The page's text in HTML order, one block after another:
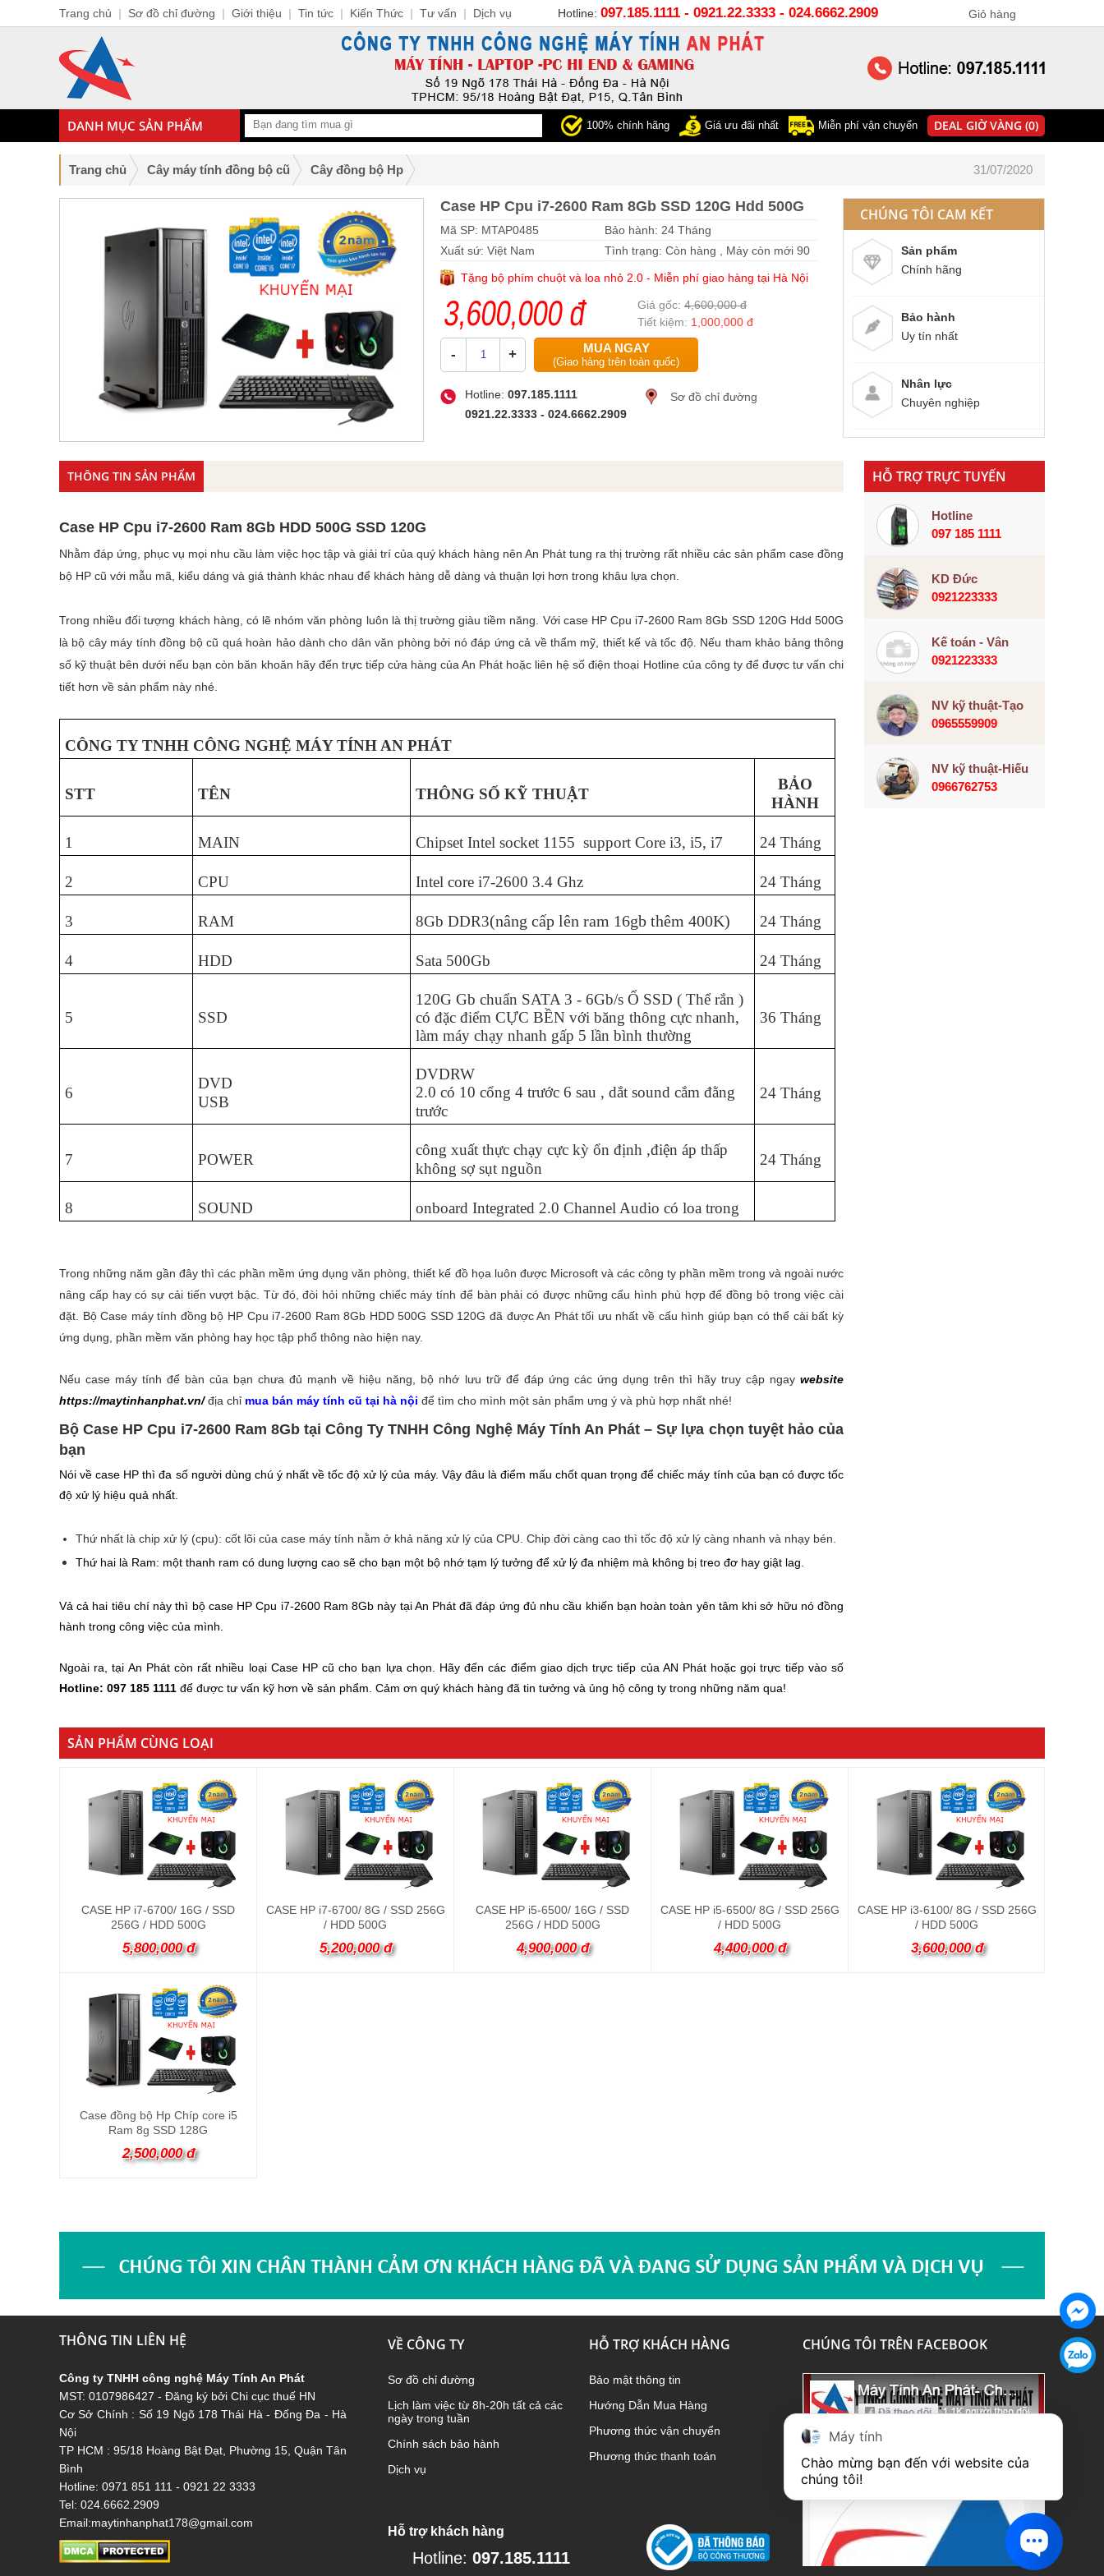
DEAL GIỜ VÀNG (0)
100% chính hãng Giá ưu đãi nhất Miễn phí vận chuyển
DANH MỤC SẢN PHẨM
31/07/2020
Trang chủ Cây máy tính đồng bộ cũ Cây đồng bộ Hp
Case HP Cpu i7-2600 Ram 8Gb SSD 120G Hdd 500G
Mã SP: MTAP0485
Bảo hành: 24 Tháng
Xuất sứ: Việt Nam
Tình trạng: Còn hàng , Máy còn mới 90
Tặng bộ phím chuột và loa nhỏ 2.0 - Miễn phí giao hàng tại Hà Nội
3,600,000 đ Giá gốc: 4,600,000 đ
Tiết kiệm: 1,000,000 đ
- + MUA NGAY
(Giao hàng trên toàn quốc)
Hotline: 097.185.1111
0921.22.3333 - 024.6662.2909
Sơ đồ chỉ đường
CHÚNG TÔI CAM KẾT
Sản phẩm
Chính hãng
Bảo hành
Uy tín nhất
Nhân lực
Chuyên nghiệp
THÔNG TIN SẢN PHẨM
Case HP Cpu i7-2600 Ram 8Gb HDD 500G SSD 120G
Nhằm đáp ứng, phục vụ mọi nhu cầu làm việc học tập và giải trí của quý khách hàng nên An Phát tung ra thị trường rất nhiều các sản phẩm case đồng
bộ HP cũ với mẫu mã, kiểu dáng và giá thành khác nhau để khách hàng dễ dàng và thuận lợi hơn trong khâu lựa chọn.
Trong nhiều đối tượng khách hàng, có lẽ nhóm văn phòng luôn là thị trường giàu tiềm năng. Với case HP Cpu i7-2600 Ram 8Gb SSD 120G Hdd 500G
là bộ cây máy tính đồng bộ cũ quá hoàn hảo dành cho dân văn phòng bởi nó đáp ứng cả về thẩm mỹ, thiết kế và tốc độ. Nếu tham khảo bảng thông
số kỹ thuật bên dưới nếu bạn còn băn khoăn hãy đến trực tiếp cửa hàng của An Phát hoặc liên hệ số điện thoại Hotline của công ty để được tư vấn chi
tiết hơn về sản phẩm này nhé.
CÔNG TY TNHH CÔNG NGHỆ MÁY TÍNH AN PHÁT
STT TÊN THÔNG SỐ KỸ THUẬT
BẢO
HÀNH
1 MAIN Chipset Intel socket 1155 support Core i3, i5, i7 24 Tháng
2 CPU Intel core i7-2600 3.4 Ghz 24 Tháng
3 RAM 8Gb DDR3(nâng cấp lên ram 16gb thêm 400K) 24 Tháng
4 HDD Sata 500Gb 24 Tháng
5 SSD
120G Gb chuẩn SATA 3 - 6Gb/s Ổ SSD ( Thể rắn )
có đặc điểm CỰC BỀN với băng thông cực nhanh,
làm máy chạy nhanh gấp 5 lần bình thường
36 Tháng
6
DVD
USB
DVDRW
2.0 có 10 cổng 4 trước 6 sau , dắt sound cắm đằng
trước
24 Tháng
7 POWER
công xuất thực chạy cực kỳ ổn định ,điện áp thấp
không sợ sụt nguồn
24 Tháng
8 SOUND onboard Integrated 2.0 Channel Audio có loa trong
Trong những năm gần đây thì các phần mềm ứng dụng văn phòng, thiết kế đồ họa luôn được Microsoft và các công ty phần mềm trong và ngoài nước
nâng cấp hay có sự cải tiến vượt bậc. Từ đó, đòi hỏi những chiếc máy tính để bàn phải có được những cấu hình phù hợp để đồng bộ trong việc cài
đặt. Bộ Case máy tính đồng bộ HP Cpu i7-2600 Ram 8Gb HDD 500G SSD 120G đã được An Phát tối ưu nhất về cấu hình giúp bạn có thể cài bất kỳ
ứng dụng, phần mềm văn phòng hay học tập phổ thông nào hiện nay.
Nếu case máy tính để bàn của bạn chưa đủ mạnh về hiệu năng, bộ nhớ lưu trữ để đáp ứng các ứng dụng trên thì hãy truy cập ngay website
https://maytinhanphat.vn/ địa chỉ mua bán máy tính cũ tại hà nội để tìm cho mình một sản phẩm ưng ý và phù hợp nhất nhé!
Bộ Case HP Cpu i7-2600 Ram 8Gb tại Công Ty TNHH Công Nghệ Máy Tính An Phát – Sự lựa chọn tuyệt hảo của
bạn
Nói về case HP thì đa số người dùng chú ý nhất về tốc độ xử lý của máy. Vậy đâu là điểm mấu chốt quan trọng để chiếc máy tính của bạn có được tốc
độ xử lý hiệu quả nhất.
Thứ nhất là chip xử lý (cpu): cốt lõi của case máy tính nằm ở khả năng xử lý của CPU. Chip đời càng cao thì tốc độ xử lý càng nhanh và nhạy bén.
Thứ hai là Ram: một thanh ram có dung lượng cao sẽ cho bạn một bộ nhớ tạm lý tưởng để xử lý đa nhiệm mà không bị treo đơ hay giật lag.
Vả cả hai tiêu chí này thì bộ case HP Cpu i7-2600 Ram 8Gb này tại An Phát đã đáp ứng đủ nhu cầu khiến bạn hoàn toàn yên tâm khi sở hữu nó đồng
hành trong công việc của mình.
Ngoài ra, tại An Phát còn rất nhiều loại Case HP cũ cho bạn lựa chọn. Hãy đến các điểm giao dịch trực tiếp của AN Phát hoặc gọi trực tiếp vào số
Hotline: 097 185 1111 để được tư vấn kỹ hơn về sản phẩm. Cảm ơn quý khách hàng đã tin tưởng và ủng hộ công ty trong những năm qua!
HỖ TRỢ TRỰC TUYẾN
Hotline
097 185 1111
KD Đức
0921223333
Kế toán - Vân
0921223333
NV kỹ thuật-Tạo
0965559909
NV kỹ thuật-Hiếu
0966762753
SẢN PHẨM CÙNG LOẠI
CASE HP i7-6700/ 16G / SSD
256G / HDD 500G
5,800,000 đ
CASE HP i7-6700/ 8G / SSD 256G
/ HDD 500G
5,200,000 đ
CASE HP i5-6500/ 16G / SSD
256G / HDD 500G
4,900,000 đ
CASE HP i5-6500/ 8G / SSD 256G
/ HDD 500G
4,400,000 đ
CASE HP i3-6100/ 8G / SSD 256G
/ HDD 500G
3,600,000 đ
Case đồng bộ Hp Chíp core i5
Ram 8g SSD 128G
2,500,000 đ
CHÚNG TÔI TRÊN FACEBOOK
THÔNG TIN LIÊN HỆ
Công ty TNHH công nghệ Máy Tính An Phát
MST: 0107986427 - Đăng ký bởi Chi cục thuế HN
Cơ Sở Chính : Số 19 Ngõ 178 Thái Hà - Đống Đa - Hà
Nội
TP HCM : 95/18 Hoàng Bật Đạt, Phường 15, Quận Tân
Bình
Hotline: 0971 851 111 - 0921 22 3333
Tel: 024.6662.2909
Email:maytinhanphat178@gmail.com
VỀ CÔNG TY
Sơ đồ chỉ đường
Lịch làm việc từ 8h-20h tất cả các
ngày trong tuần
Chính sách bảo hành
Dịch vụ
HỖ TRỢ KHÁCH HÀNG
Bảo mật thông tin
Hướng Dẫn Mua Hàng
Phương thức vận chuyển
Phương thức thanh toán
Hỗ trợ khách hàng
Hotline: 097.185.1111
Chat
Giỏ hàng
Hotline: 097.185.1111 - 0921.22.3333 - 024.6662.2909
Trang chủ | Sơ đồ chỉ đường | Giới thiệu | Tin tức | Kiến Thức | Tư vấn | Dịch vụ
Máy tính
Chào mừng bạn đến với website của
chúng tôi!